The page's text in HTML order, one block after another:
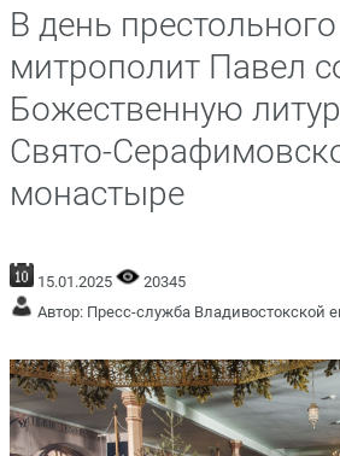
В день
митрополит Павел
Божественную
Свято-
монастыре
15.01.2025
20345
Автор: Пресс-служба Владивостокской